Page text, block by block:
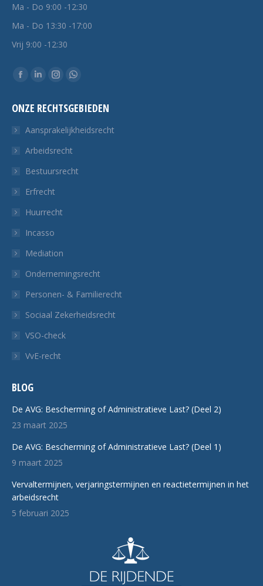
Ma - Do 9:00 -12:30
Ma - Do 13:30 -17:00
Vrij 9:00 -12:30
Vind ons op:
Facebook
opent
nieuw
tabblad
Linkedin
opent
in
nieuw
tabblad
Instagram
opent
in
nieuw
tabblad
Whatsapp
opent
in
tabblad
ONZE RECHTSGEBIEDEN
Aansprakelijkheidsrecht
Arbeidsrecht
Bestuursrecht
Erfrecht
Huurrecht
Incasso
Mediation
Ondernemingsrecht
Personen- & Familierecht
Sociaal Zekerheidsrecht
VSO-check
VvE-recht
BLOG
De AVG: Bescherming of Administratieve Last? (Deel 2)
23 maart 2025
De AVG: Bescherming of Administratieve Last? (Deel 1)
9 maart 2025
Vervaltermijnen, verjaringstermijnen en reactietermijnen in het
arbeidsrecht
5 februari 2025